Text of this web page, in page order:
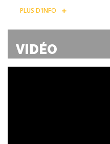
PLUS D'INFO
VIDÉO